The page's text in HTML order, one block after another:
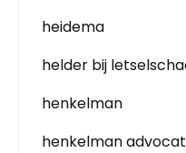
heidema
helder bij
henkelman
henkelman